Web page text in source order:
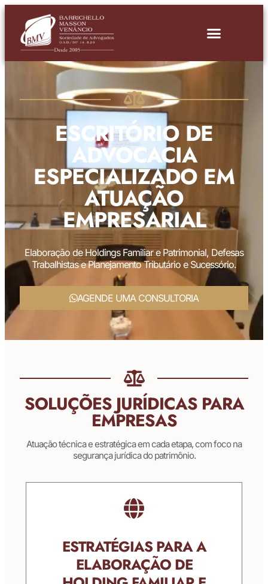
ESCRITÓRIO DE
ADVOCACIA
ESPECIALIZADO EM
ATUAÇÃO
EMPRESARIAL
Elaboração de Holdings Familiar e Patrimonial, Defesas
Trabalhistas e Planejamento Tributário e Sucessório.
AGENDE UMA CONSULTORIA
SOLUÇÕES JURÍDICAS PARA
EMPRESAS
Atuação técnica e estratégica em cada etapa, com foco na
segurança jurídica do patrimônio.
ESTRATÉGIAS PARA A
ELABORAÇÃO DE